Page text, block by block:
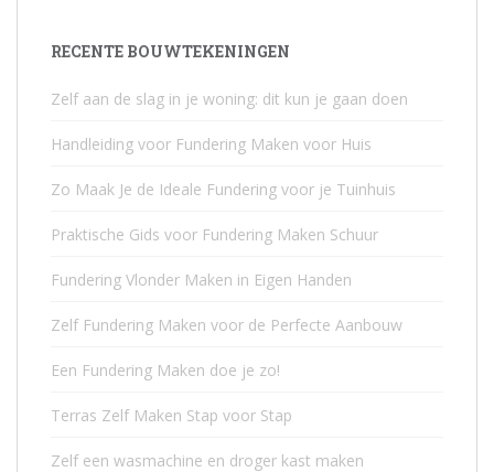
RECENTE BOUWTEKENINGEN
Zelf aan de slag in je woning: dit kun je gaan doen
Handleiding voor Fundering Maken voor Huis
Zo Maak Je de Ideale Fundering voor je Tuinhuis
Praktische Gids voor Fundering Maken Schuur
Fundering Vlonder Maken in Eigen Handen
Zelf Fundering Maken voor de Perfecte Aanbouw
Een Fundering Maken doe je zo!
Terras Zelf Maken Stap voor Stap
Zelf een wasmachine en droger kast maken